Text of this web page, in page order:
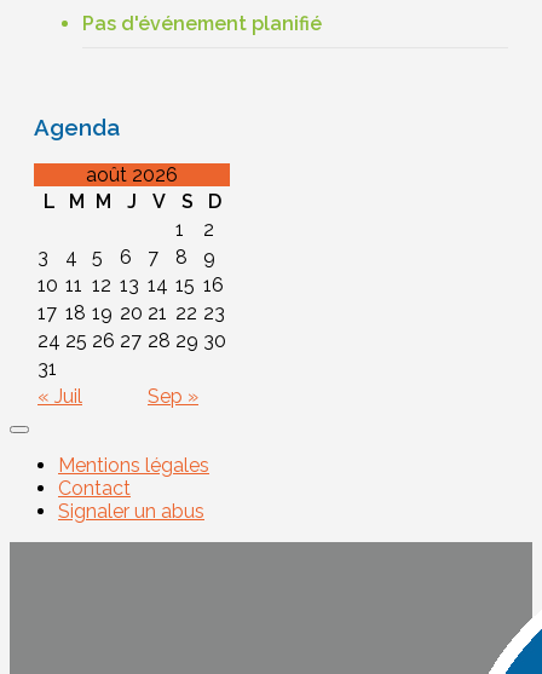
Pas d'événement planifié
Agenda
août 2026
L
M M J V S
D
1
2
3
4 5 6 7 8
9
10 11 12 13 14 15 16
17 18 19 20 21 22 23
24 25 26 27 28 29 30
31
« Juil
Sep »
Mentions légales
Contact
Signaler un abus